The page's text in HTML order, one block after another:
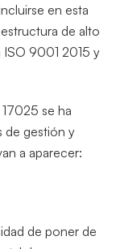
en esta
de alto
ISO 9001 2015 y
se ha
de gestión y
a aparecer:
de poner de